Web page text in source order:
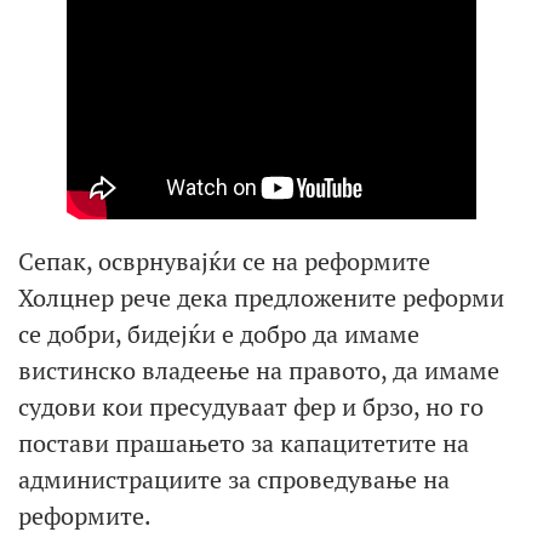
Сепак, осврнувајќи се на реформите
Холцнер рече дека предложените реформи
се добри, бидејќи е добро да имаме
вистинско владеење на правото, да имаме
судови кои пресудуваат фер и брзо, но го
постави прашањето за капацитетите на
администрациите за спроведување на
реформите.